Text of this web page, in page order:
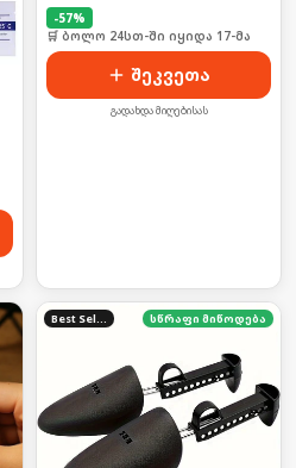
-57%
🛒 ბოლო 24სთ-ში იყიდა 17-მა
შეკვეთა
გადახდა მიღებისას
Best Seller სწრაფი მიწოდება